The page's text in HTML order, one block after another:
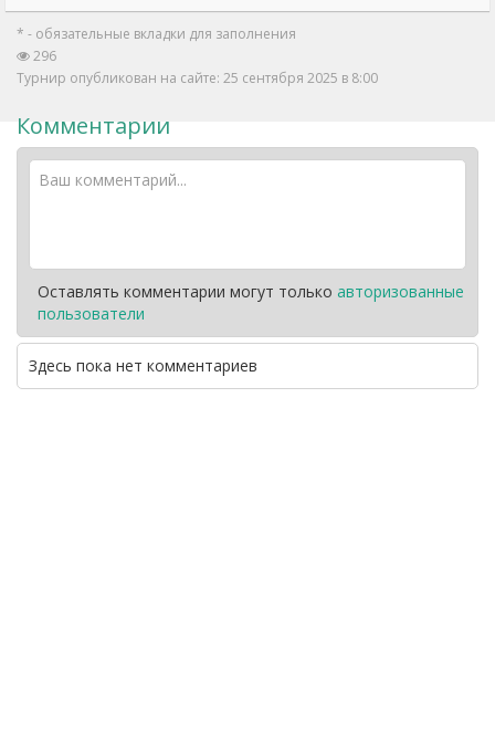
* - обязательные вкладки для заполнения
296
Турнир опубликован на сайте: 25 сентября 2025 в 8:00
Комментарии
Оставлять комментарии могут только авторизованные
пользователи
Здесь пока нет комментариев